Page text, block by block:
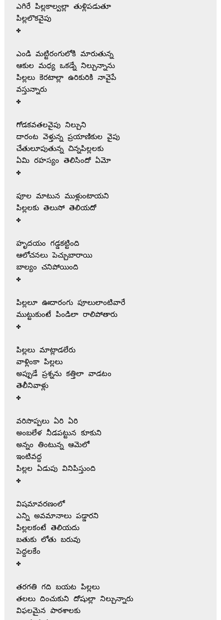
ఎగిరే పిల్లకాల్వల్లా తుళ్లిపడుతూ
పిల్లలొకవైపు
✤
ఎండి మట్టిరంగులోకి మారుతున్న
ఆకుల మధ్య ఒకడ్నే నిల్చున్నాను
పిల్లలు కెరటాల్లా ఉరికురికి నావైపే
వస్తున్నారు
✤
గోడకవతలవైపు నిల్చుని
దారంట వెళ్తున్న ప్రయాణికుల వైపు
చేతులూపుతున్న చిన్నపిల్లలకు
ఏమి రహస్యం తెలిసిందో ఏమో
✤
పూల మాటున ముళ్లుంటాయని
పిల్లలకు తెలుసో తెలియదో
✤
హృదయం గడ్డకట్టింది
ఆలోచనలు పెచ్చుబారాయి
బాల్యం చనిపోయింది
✤
పిల్లలూ ఊదారంగు పూలులాంటివారే
ముట్టుకుంటే పిండిలా రాలిపోతారు
✤
పిల్లలు మాట్లాడలేరు
వాళ్లింకా పిల్లలు
అప్పుడే ప్రశ్నను కత్తిలా వాడటం
తెలీనివాళ్లు
✤
వరిసొప్పలు ఏరి ఏరి
అంబలేళ నీడపట్టున కూకుని
అన్నం తింటున్న ఆమెలో
ఇంటివద్ద
పిల్లల ఏడుపు వినిపిస్తుంది
✤
విషమావరణంలో
ఎన్ని అవమానాలు పడ్డారని
పిల్లలకంటే తెలియదు
బతుకు లోతు బరువు
పెద్దలకేం
✤
తరగతి గది బయట పిల్లలు
తలలు దించుకుని దోషుల్లా‌ నిల్చున్నారు
విఫలమైన పాఠశాలకు